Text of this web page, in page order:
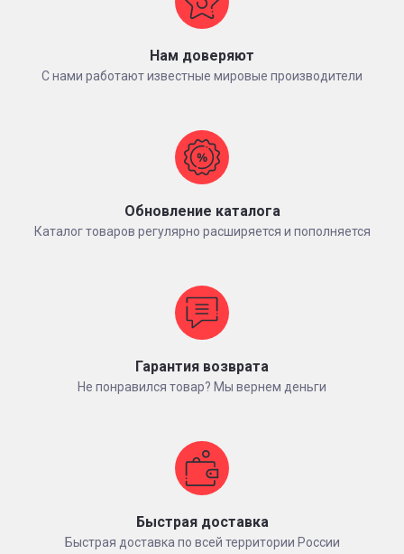
Нам доверяют
С нами работают известные мировые производители
Обновление каталога
Каталог товаров регулярно расширяется и пополняется
Гарантия возврата
Не понравился товар? Мы вернем деньги
Быстрая доставка
Быстрая доставка по всей территории России